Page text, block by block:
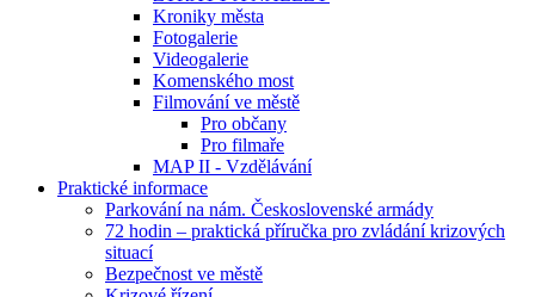
Kroniky města
Fotogalerie
Videogalerie
Komenského most
Filmování ve městě
Pro občany
Pro filmaře
MAP II - Vzdělávání
Praktické informace
Parkování na nám. Československé armády
72 hodin – praktická příručka pro zvládání krizových
situací
Bezpečnost ve městě